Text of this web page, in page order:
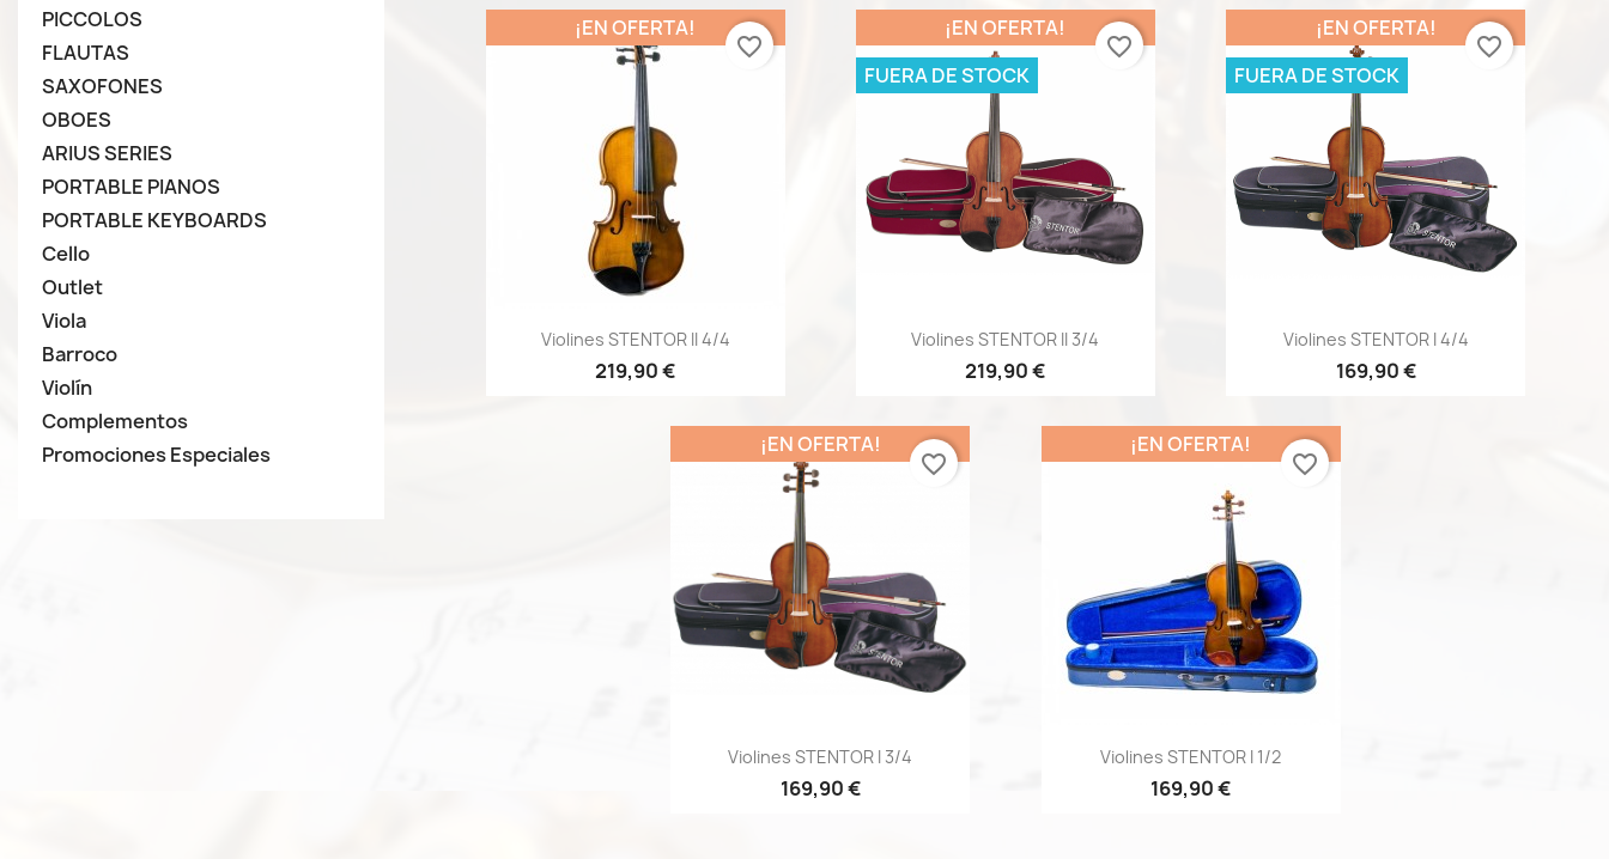
PICCOLOS
FLAUTAS
SAXOFONES
OBOES
ARIUS SERIES
PORTABLE PIANOS
PORTABLE KEYBOARDS
Cello
Outlet
Viola
Barroco
Violín
Complementos
Promociones Especiales
Vista rápida
Violines STENTOR II 4/4
219,90 €
¡EN OFERTA!
favorite_border
Vista rápida
Violines STENTOR II 3/4
219,90 €
¡EN OFERTA!
FUERA DE STOCK
favorite_border
Vista rápida
Violines STENTOR I 4/4
169,90 €
¡EN OFERTA!
FUERA DE STOCK
favorite_border
Vista rápida
Violines STENTOR I 3/4
169,90 €
¡EN OFERTA!
favorite_border
Vista rápida
Violines STENTOR I 1/2
169,90 €
¡EN OFERTA!
favorite_border